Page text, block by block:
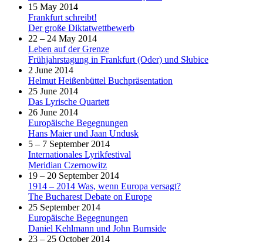
15 May 2014
Frankfurt schreibt!
Der große Diktatwettbewerb
22 – 24 May 2014
Leben auf der Grenze
Frühjahrstagung in Frankfurt (Oder) und Słubice
2 June 2014
Helmut Heißenbüttel Buchpräsentation
25 June 2014
Das Lyrische Quartett
26 June 2014
Europäische Begegnungen
Hans Maier und Jaan Undusk
5 – 7 September 2014
Internationales Lyrikfestival
Meridian Czernowitz
19 – 20 September 2014
1914 – 2014 Was, wenn Europa versagt?
The Bucharest Debate on Europe
25 September 2014
Europäische Begegnungen
Daniel Kehlmann und John Burnside
23 – 25 October 2014